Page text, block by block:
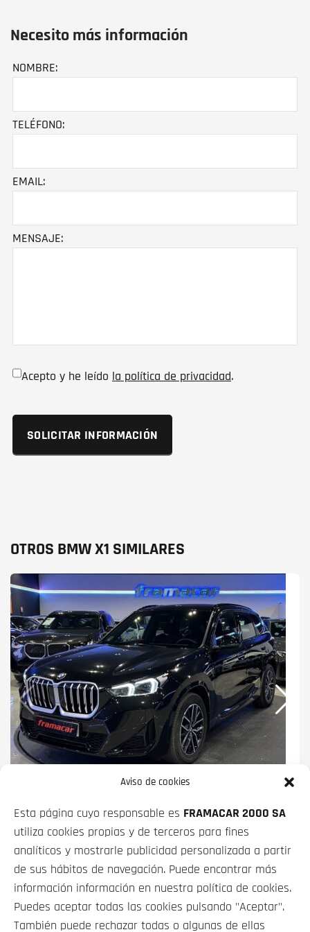
Aviso de cookies
Esta página cuyo responsable es FRAMACAR 2000 SA
utiliza cookies propias y de terceros para fines
analíticos y mostrarle publicidad personalizada a partir
de sus hábitos de navegación. Puede encontrar más
información información en nuestra política de cookies.
Puedes aceptar todas las cookies pulsando "Aceptar".
También puede rechazar todas o algunas de ellas
Necesito más información
NOMBRE:
TELÉFONO:
EMAIL:
MENSAJE:
Acepto y he leído la política de privacidad.
OTROS BMW X1 SIMILARES
38 900€ desde520€/mes*